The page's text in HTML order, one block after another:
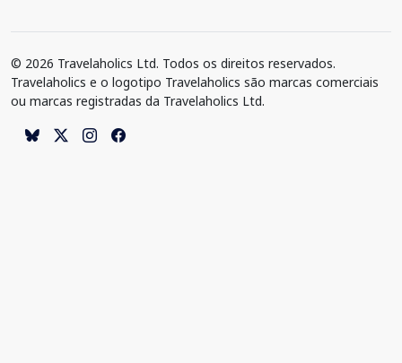
© 2026 Travelaholics Ltd. Todos os direitos reservados.
Travelaholics e o logotipo Travelaholics são marcas comerciais
ou marcas registradas da Travelaholics Ltd.